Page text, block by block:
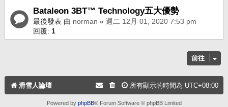
Bataleon 3BT™ Technology五大優勢
最後發表 由 norman « 週二 12月 01, 2020 7:53 pm
回覆: 1
前往
滑雪人論壇 所有顯示的時間為 UTC+08:00
Powered by phpBB® Forum Software © phpBB Limited